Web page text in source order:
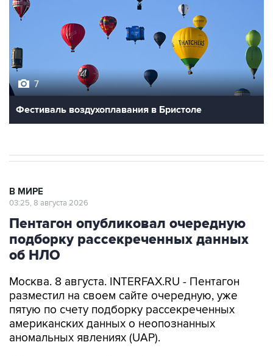
7
Фестиваль воздухоплавания в Бристоле
В МИРЕ
03:25, 8 августа 2026
Пентагон опубликовал очередную
подборку рассекреченных данных
об НЛО
Москва. 8 августа. INTERFAX.RU - Пентагон
разместил на своем сайте очередную, уже
пятую по счету подборку рассекреченных
американских данных о неопознанных
аномальных явлениях (UAP).